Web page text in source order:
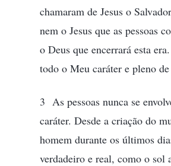
chamaram de Jesus o
nem o Jesus que as pessoas
o Deus que encerrará esta
todo o Meu caráter e pleno
3 As pessoas nunca se
caráter. Desde a criação do
homem durante os últimos
verdadeiro e real, como o sol